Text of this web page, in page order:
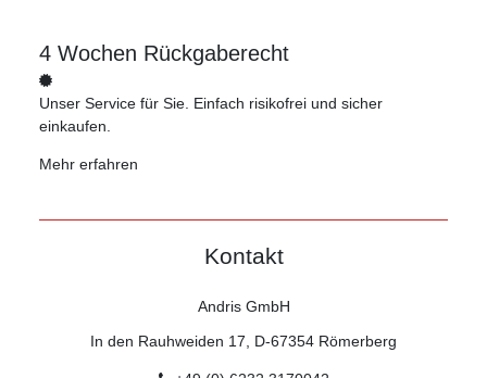
4 Wochen Rückgaberecht
Unser Service für Sie. Einfach risikofrei und sicher
einkaufen.
Mehr erfahren
Kontakt
Andris GmbH
In den Rauhweiden 17, D-67354 Römerberg